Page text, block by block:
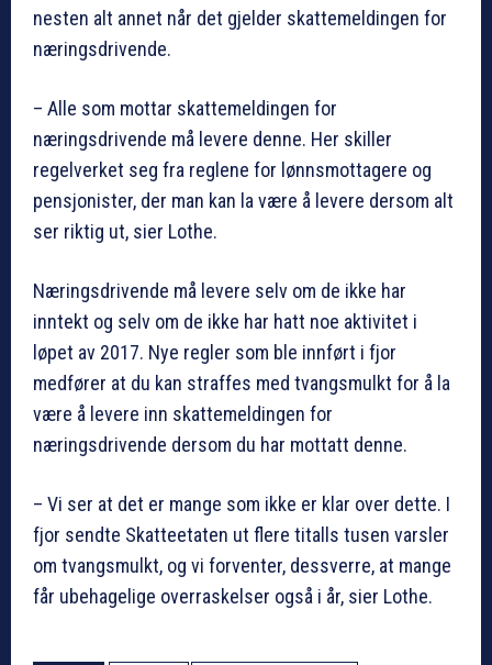
nesten alt annet når det gjelder skattemeldingen for
næringsdrivende.
– Alle som mottar skattemeldingen for
næringsdrivende må levere denne. Her skiller
regelverket seg fra reglene for lønnsmottagere og
pensjonister, der man kan la være å levere dersom alt
ser riktig ut, sier Lothe.
Næringsdrivende må levere selv om de ikke har
inntekt og selv om de ikke har hatt noe aktivitet i
løpet av 2017. Nye regler som ble innført i fjor
medfører at du kan straffes med tvangsmulkt for å la
være å levere inn skattemeldingen for
næringsdrivende dersom du har mottatt denne.
– Vi ser at det er mange som ikke er klar over dette. I
fjor sendte Skatteetaten ut flere titalls tusen varsler
om tvangsmulkt, og vi forventer, dessverre, at mange
får ubehagelige overraskelser også i år, sier Lothe.